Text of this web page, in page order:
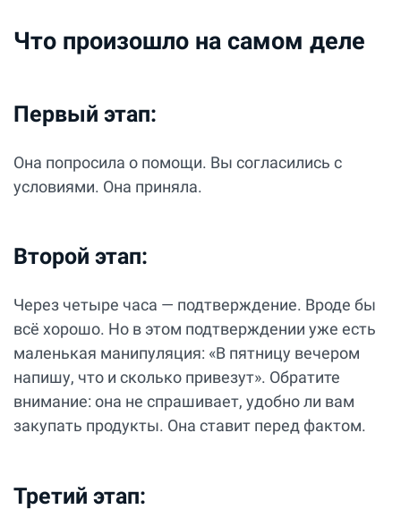
Что произошло на самом деле
Первый этап:
Она попросила о помощи. Вы согласились с
условиями. Она приняла.
Второй этап:
Через четыре часа — подтверждение. Вроде бы
всё хорошо. Но в этом подтверждении уже есть
маленькая манипуляция: «В пятницу вечером
напишу, что и сколько привезут». Обратите
внимание: она не спрашивает, удобно ли вам
закупать продукты. Она ставит перед фактом.
Третий этап: